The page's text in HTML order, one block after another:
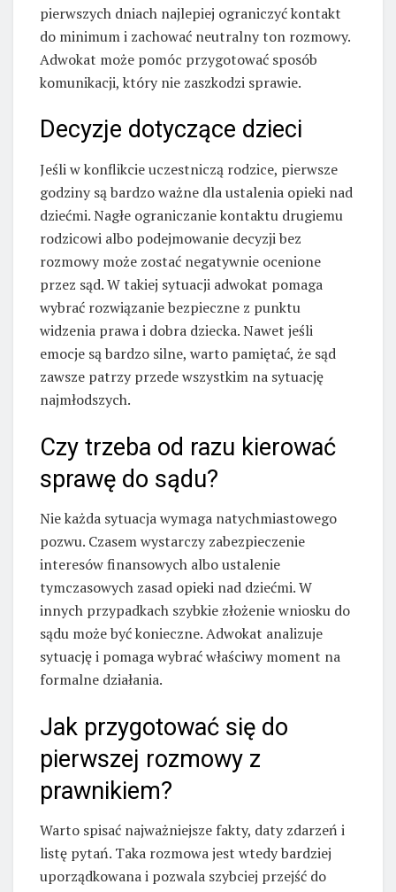
pierwszych dniach najlepiej ograniczyć kontakt
do minimum i zachować neutralny ton rozmowy.
Adwokat może pomóc przygotować sposób
komunikacji, który nie zaszkodzi sprawie.
Decyzje dotyczące dzieci
Jeśli w konflikcie uczestniczą rodzice, pierwsze
godziny są bardzo ważne dla ustalenia opieki nad
dziećmi. Nagłe ograniczanie kontaktu drugiemu
rodzicowi albo podejmowanie decyzji bez
rozmowy może zostać negatywnie ocenione
przez sąd. W takiej sytuacji adwokat pomaga
wybrać rozwiązanie bezpieczne z punktu
widzenia prawa i dobra dziecka. Nawet jeśli
emocje są bardzo silne, warto pamiętać, że sąd
zawsze patrzy przede wszystkim na sytuację
najmłodszych.
Czy trzeba od razu kierować
sprawę do sądu?
Nie każda sytuacja wymaga natychmiastowego
pozwu. Czasem wystarczy zabezpieczenie
interesów finansowych albo ustalenie
tymczasowych zasad opieki nad dziećmi. W
innych przypadkach szybkie złożenie wniosku do
sądu może być konieczne. Adwokat analizuje
sytuację i pomaga wybrać właściwy moment na
formalne działania.
Jak przygotować się do
pierwszej rozmowy z
prawnikiem?
Warto spisać najważniejsze fakty, daty zdarzeń i
listę pytań. Taka rozmowa jest wtedy bardziej
uporządkowana i pozwala szybciej przejść do